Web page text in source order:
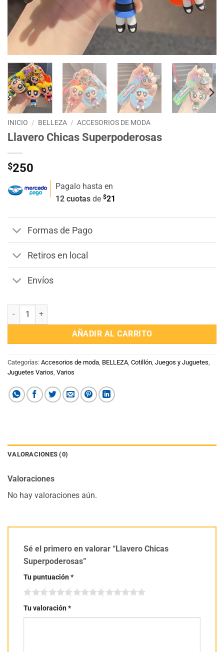
INICIO / BELLEZA / ACCESORIOS DE MODA
Llavero Chicas Superpoderosas
$250
Pagalo hasta en
12 cuotas de $21
Formas de Pago
Retiros en local
Envíos
Llavero Chicas Superpoderosas cantidad
AÑADIR AL CARRITO
Categorías: Accesorios de moda BELLEZA Cotillón Juegos y Juguetes
Juguetes Varios Varios
VALORACIONES (0)
Valoraciones
No hay valoraciones aún.
Sé el primero en valorar “Llavero Chicas
Superpoderosas”
Tu puntuación*
Tu valoración*